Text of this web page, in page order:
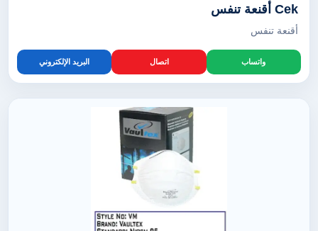
Cek أقنعة تنفس
أقنعة تنفس
واتساب اتصال البريد الإلكتروني